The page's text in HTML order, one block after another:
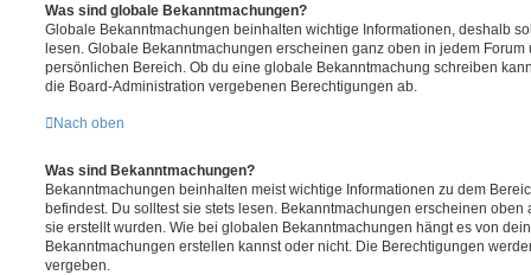
Was sind globale Bekanntmachungen?
Globale Bekanntmachungen beinhalten wichtige Informationen, deshalb
lesen. Globale Bekanntmachungen erscheinen ganz oben in jedem
persönlichen Bereich. Ob du eine globale Bekanntmachung schreiben
die Board-Administration vergebenen Berechtigungen ab.
Nach oben
Was sind Bekanntmachungen?
Bekanntmachungen beinhalten meist wichtige Informationen zu dem
befindest. Du solltest sie stets lesen. Bekanntmachungen erscheinen oben
sie erstellt wurden. Wie bei globalen Bekanntmachungen hängt es von
Bekanntmachungen erstellen kannst oder nicht. Die Berechtigungen
vergeben.